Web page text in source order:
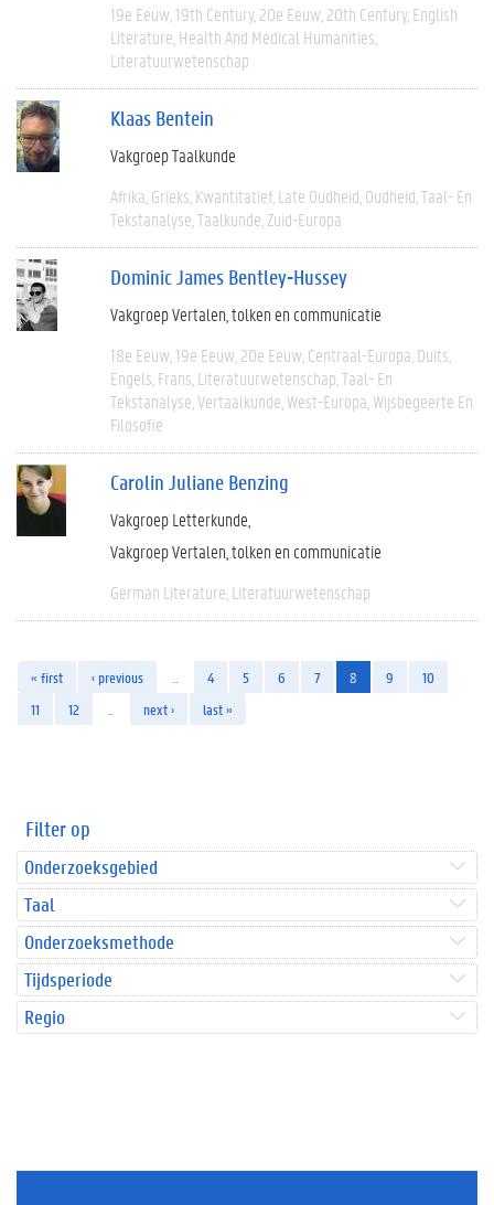
19e Eeuw 19th Century 20e Eeuw 20th Century English
Literature Health And Medical Humanities
Literatuurwetenschap
Klaas Bentein
Vakgroep Taalkunde
Afrika Grieks Kwantitatief Late Oudheid Oudheid Taal- En
Tekstanalyse Taalkunde Zuid-Europa
Dominic James Bentley-Hussey
Vakgroep Vertalen, tolken en communicatie
18e Eeuw 19e Eeuw 20e Eeuw Centraal-Europa Duits
Engels Frans Literatuurwetenschap Taal- En
Tekstanalyse Vertaalkunde West-Europa Wijsbegeerte En
Filosofie
Carolin Juliane Benzing
Vakgroep Letterkunde
Vakgroep Vertalen, tolken en communicatie
German Literature Literatuurwetenschap
« first ‹ previous 4 5 6 7 8 9
10
11
12 next › last »
Filter op
Onderzoeksgebied
Taal
Onderzoeksmethode
Tijdsperiode
Regio